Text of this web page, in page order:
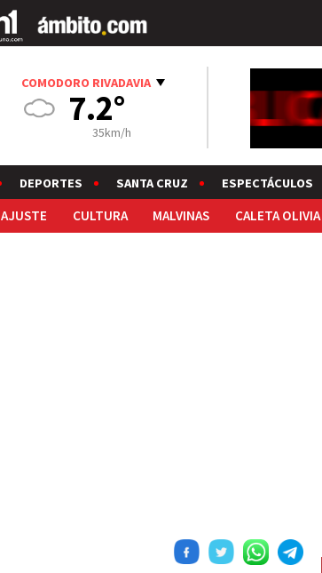
COMODORO RIVADAVIA
7.2°
35km/h
DEPORTES SANTA CRUZ ESPECTÁCULOS
AJUSTE CULTURA MALVINAS CALETA OLIVIA